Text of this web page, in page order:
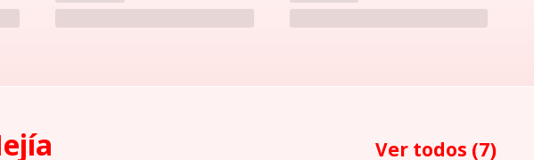
Ver todos (7)